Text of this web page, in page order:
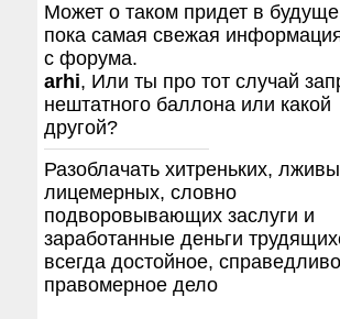
Может о таком придет в
пока самая свежая
с форума.
arhi, Или ты про тот случай
нештатного баллона или какой
другой?
Разоблачать хитреньких,
лицемерных, словно
подворовывающих заслуги и
заработанные деньги
всегда достойное,
правомерное дело